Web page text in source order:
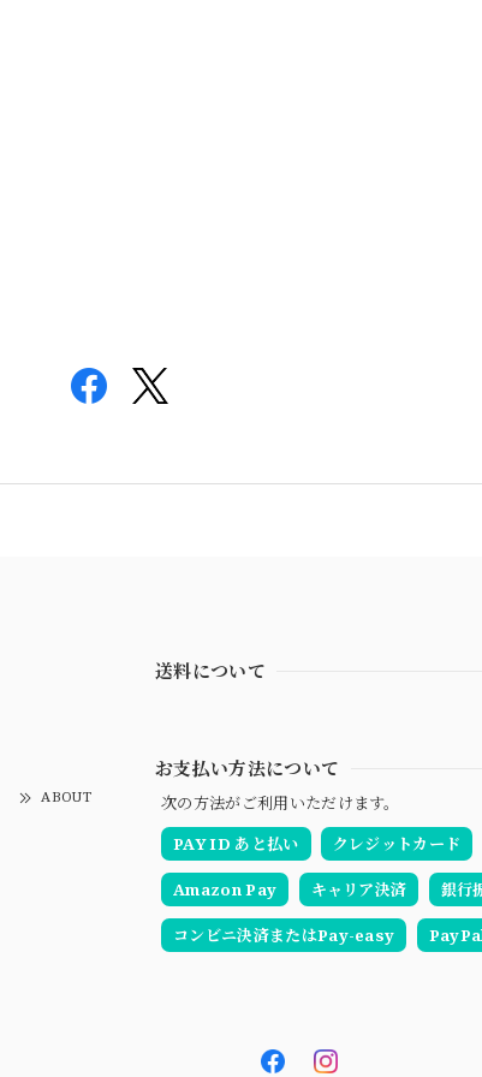
ABOUT
送料について
お支払い方法について
次の方法がご利用いただけます。
PAY ID あと払い
クレジットカード
Amazon Pay キャリア決済 銀行
コンビニ決済またはPay-easy